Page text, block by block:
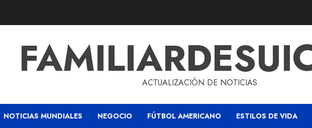
ACTUALIZACIÓN DE NOTICIAS
NOTICIAS MUNDIALES NEGOCIO FÚTBOL AMERICANO ESTILOS DE VIDA